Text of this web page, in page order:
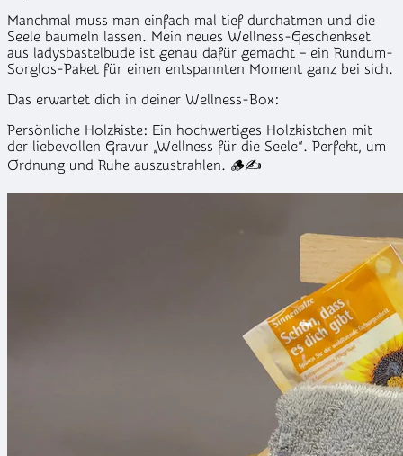
Manchmal muss man einfach mal tief durchatmen und die
Seele baumeln lassen. Mein neues Wellness-Geschenkset
aus ladysbastelbude ist genau dafür gemacht – ein Rundum-
Sorglos-Paket für einen entspannten Moment ganz bei sich.
Das erwartet dich in deiner Wellness-Box:
Persönliche Holzkiste: Ein hochwertiges Holzkistchen mit
der liebevollen Gravur „Wellness für die Seele“. Perfekt, um
Ordnung und Ruhe auszustrahlen. 🪵✍️